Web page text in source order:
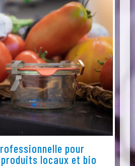
pour
locaux et bio